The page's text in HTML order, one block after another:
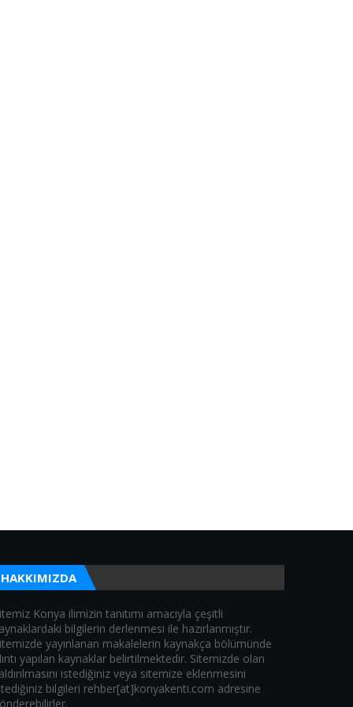
HAKKIMIZDA
Konya ilimizin tanıtımı amacıyla çeşitli
bilgilerin derlenmesi ile hazırlanmıştır.
yayınlanan makalelerin kaynakça bölümünde
yapılan kaynaklar belirtilmektedir. Sitemizde olan
istediğiniz veya sitemize eklenmesini
bilgileri rehber[at]konyakenti.com adresine